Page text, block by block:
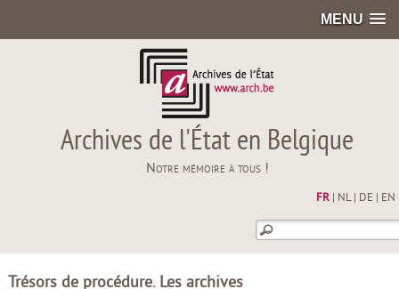
MENU
Archives de l'État en Belgique
Notre mémoire à tous !
FR| NL| DE EN
Trésors de procédure. Les archives